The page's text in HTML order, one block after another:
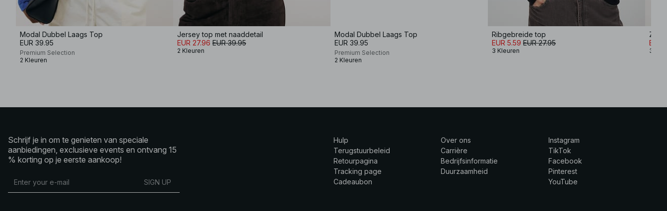
Modal Dubbel Laags Top
EUR 39.95
Premium Selection
2 Kleuren
Jersey top met naaddetail
EUR 27.96 EUR 39.95
2 Kleuren
Modal Dubbel Laags Top
EUR 39.95
Premium Selection
2 Kleuren
Ribgebreide top
EUR 5.59 EUR 27.95
3 Kleuren
EUR
3
Schrijf je in om te genieten van speciale
aanbiedingen, exclusieve events en ontvang 15
% korting op je eerste aankoop!
SIGN UP
Hulp
Terugstuurbeleid
Retourpagina
Tracking page
Cadeaubon
Over ons
Carrière
Bedrijfsinformatie
Duurzaamheid
Instagram
TikTok
Facebook
Pinterest
YouTube